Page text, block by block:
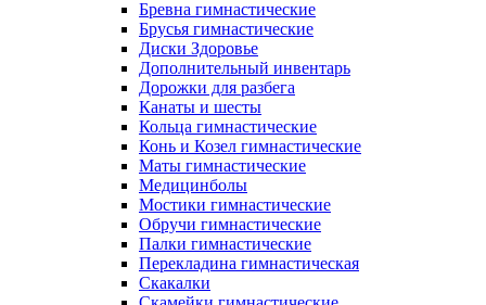
Бревна гимнастические
Брусья гимнастические
Диски Здоровье
Дополнительный инвентарь
Дорожки для разбега
Канаты и шесты
Кольца гимнастические
Конь и Козел гимнастические
Маты гимнастические
Медицинболы
Мостики гимнастические
Обручи гимнастические
Палки гимнастические
Перекладина гимнастическая
Скакалки